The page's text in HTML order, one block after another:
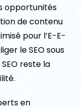
opportunités
de contenu
pour l’E-E-
le SEO sous
reste la
en